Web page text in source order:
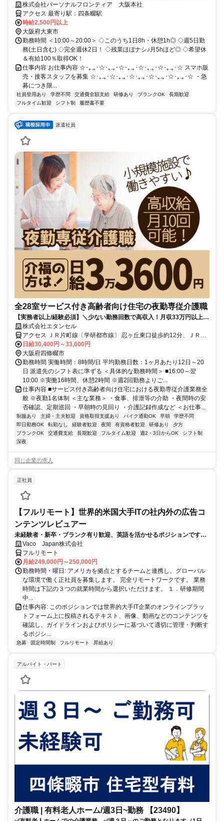
完結！履歴書不要◎
株式会社パーソナルフロンティア 大阪本社
アクセス 最寄り駅：四条畷駅
時給2,500円以上
大阪府大東市
勤務時間 ＜10:00～20:00＞ ◇このうち1日8h・休憩1h◎ ◇週5日勤
務(土日含む) ◇完全週休2日！ ◇残業ほぼナシ♪月5hほど◎ ◇希望休
＆有給100％取得OK！
仕事内容 お仕事内容 ☆･｡.｡･☆･｡.｡･☆･｡.｡･☆･｡.｡･☆･｡.｡･☆ スマホ販
売・接客スタッフを募集 ☆･｡.｡･☆･｡.｡･☆･｡.｡･☆･｡.｡･☆･｡.｡･☆ ・急
募につき限...
社員登用あり 学歴不問 交通費全額支給 研修あり ブランクOK
長期歓迎
フルタイム歓迎
シフト制 履歴書不要
派遣社員
全28室サービス付き高齢者向け住宅の夜勤専従介護職
【実務者以上/経験必須】＼少ない勤務回数で高収入！月収33万円以上可
能／週2回～！月10回勤務可能｜少人数制で比較的介護度の低い施設｜
駅チカ徒歩7分♪
株式会社エタンセル
アクセス ＪＲ片町線〔学研都市線〕 忍ヶ丘東口徒歩約12分、ＪＲ片
町線〔学研都市線〕 四条畷東口徒歩約14分、ＪＲ片町線〔学研都市
線〕 寝屋川公園東口徒歩約30分 【勤務地最寄駅】JR片町線「忍ヶ
丘」駅より徒歩7分
日給30,400円～33,600円
大阪府四條畷市
勤務時間 実働時間：8時間/日 平均勤務日数：1ヶ月あたり12日～20
日 派遣先のシフト表に準ずる ＜具体的な勤務時間＞ ■16:00～翌
10:00 ※実働16時間、休憩2時間 ※週2回勤務よりご...
仕事内容 ■サービス付き高齢者向け住宅における夜勤専従介護業務全
般 ※夜勤1名体制 ＜主な業務＞ ・食事、排泄等の介助 ・夜間時の安
否確認、定期巡回 ・早朝時の見回り ・介護記録作成など ＜お仕事...
制服あり 主婦・主夫歓迎 資格取得支援あり バイク通勤OK 早朝
学歴不問
即日勤務OK
転勤なし 経験者歓迎 夜間 有資格者歓迎 研修あり
夕方
ブランクOK
交通費支給 長期歓迎 フルタイム歓迎 週2・3日からOK
シフト制
深夜
同じ企業の求人
正社員
【フルリモート】世界的米国大手ITの社内外の広告コ
ンテンツレビュアー
未経験者・新卒・ブランク有り歓迎、英語を活かせるポジションです。
完全リモート
Vaco Japan株式会社
フルリモート
月給249,000円～250,000円
勤務時間・曜日: アメリカを拠点とするチームと連携し、グローバル
な環境で働く正社員を募集します。 完全リモートワークです。 業務
時間は下記の３つの就業時間から選択いただけます。 １．研修期間
中...
仕事内容: このポジションでは世界的大手IT企業のオンラインプラッ
トフォーム上に投稿されるテキスト、画像、動画などのコンテンツを
確認し、ガイドラインおよびポリシーに基づいて適切に管理・判断す
るポジシ...
急募 固定時間制 フルリモート 昇給あり
アルバイト・パート
介護職 | 有料老人ホーム/週3日~勤務 【23490】